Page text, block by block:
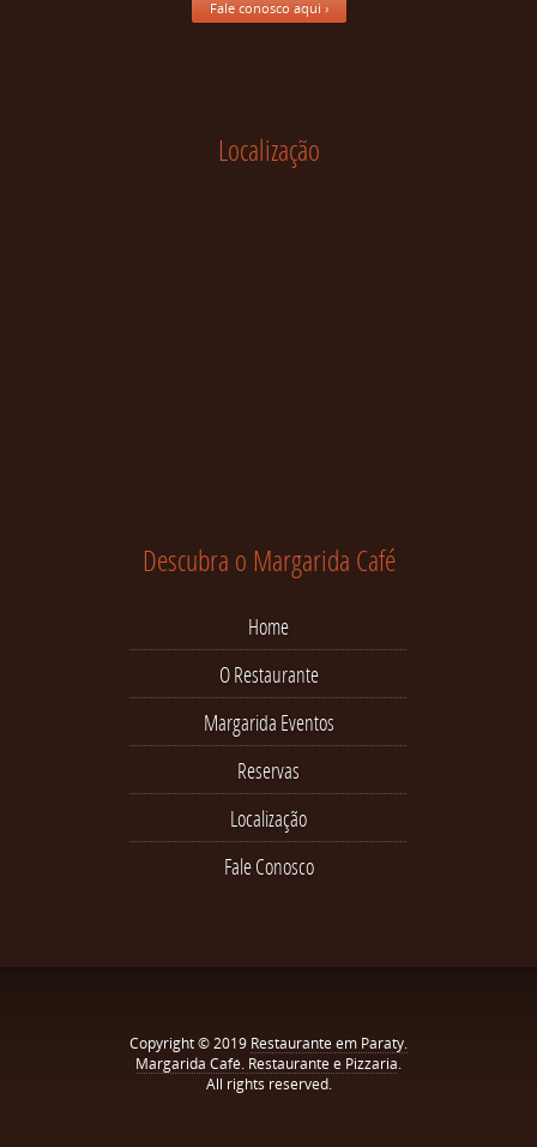
Fale conosco aqui ›
Localização
Descubra o Margarida Café
Home
O Restaurante
Margarida Eventos
Reservas
Localização
Fale Conosco
Copyright © 2019 Restaurante em Paraty.
Margarida Café. Restaurante e Pizzaria.
All rights reserved.